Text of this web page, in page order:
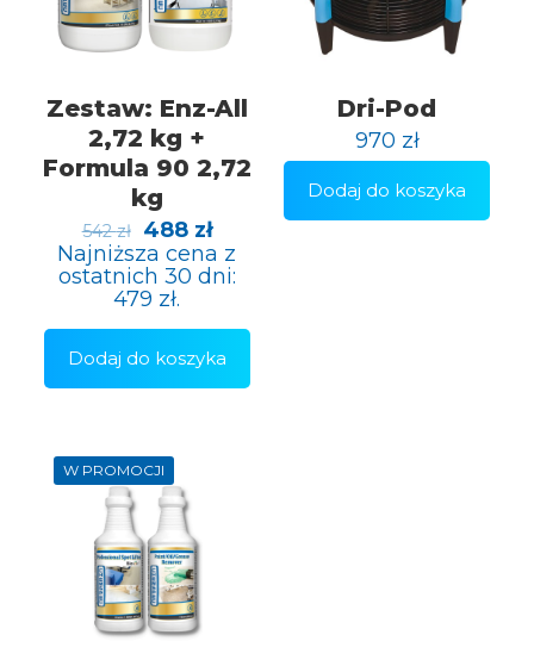
Zestaw: Enz-All
2,72 kg +
Formula 90 2,72
kg
542zł
Pierwotna
cena
wynosiła:
542 zł.
488 złAktualna
cena
wynosi:
Najniższa cena z
ostatnich 30 dni:
479 zł.
Dodaj do koszyka
Dri-Pod
970 zł
Dodaj do koszyka
W PROMOCJI